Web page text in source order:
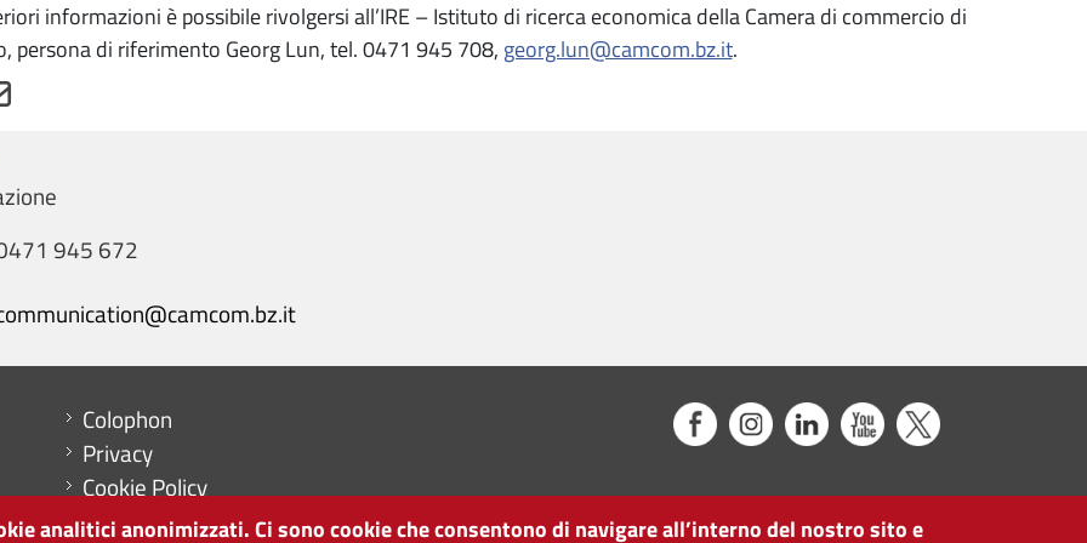
informazioni è possibile rivolgersi all’IRE – Istituto di ricerca economica della Camera di commercio di
persona di riferimento Georg Lun, tel. 0471 945 708, georg.lun@camcom.bz.it.
945 672
Menu footer
Colophon
Privacy
Cookie Policy
Mappa del sito
analitici anonimizzati. Ci sono cookie che consentono di navigare all’interno del nostro sito e